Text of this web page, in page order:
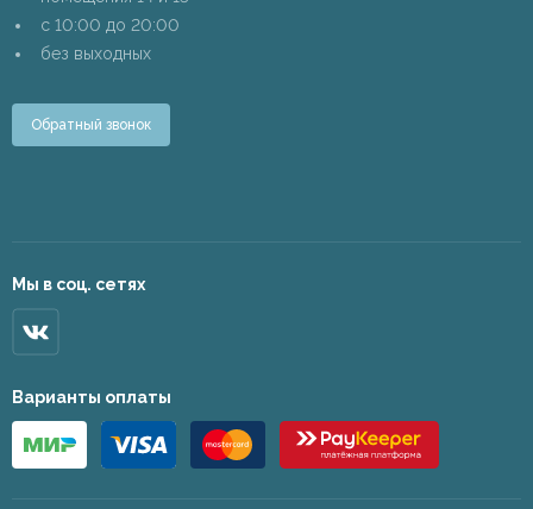
c 10:00 до 20:00
без выходных
Обратный звонок
Мы в соц. сетях
Варианты оплаты